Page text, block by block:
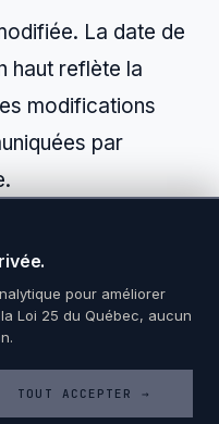
La date de
haut reflète la
modifications
par
pour améliorer
Loi 25 du Québec, aucun
TOUT ACCEPTER →
TOUS DROITS
EN